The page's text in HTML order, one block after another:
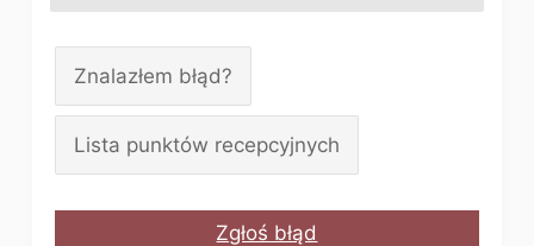
Znalazłem błąd?
Lista punktów recepcyjnych
Zgłoś błąd